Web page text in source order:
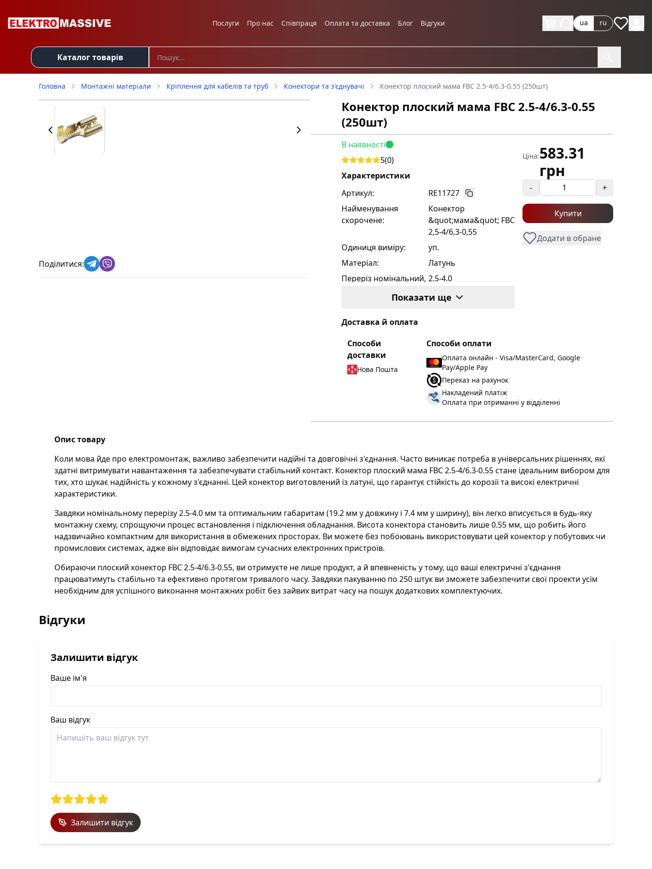
Послуги Про нас Співпраця Оплата та доставка Блог Відгуки ua ru
Каталог товарів
Головна Монтажні матеріали Кріплення для кабелів та труб Конектори та з'єднувачі Конектор плоский мама FBC 2.5-4/6.3-0.55 (250шт)
Конектор плоский мама FBC 2.5-4/6.3-0.55
(250шт)
Поділитися:
В наявності
5(0)
Характеристики
Артикул:
RE11727
Найменування
скорочене:
Конектор
&quot;мама&quot; FBC
2,5-4/6,3-0,55
Одиниця виміру:
уп.
Матеріал:
Латунь
Переріз номінальний, 2.5-4.0
L:
W:
Бренд: Reliance
Показати ще
Ціна:583.31
грн
- +
Купити
Додати в обране
Доставка й оплата
Способи
доставки
Нова Пошта
Способи оплати
Оплата онлайн - Visa/MasterCard, Google
Pay/Apple Pay
Переказ на рахунок
Накладений платіж
Оплата при отриманні у відділенні
Опис товару
Коли мова йде про електромонтаж, важливо забезпечити надійні та довговічні з'єднання. Часто виникає потреба в універсальних рішеннях, які
здатні витримувати навантаження та забезпечувати стабільний контакт. Конектор плоский мама FBC 2.5-4/6.3-0.55 стане ідеальним вибором для
тих, хто шукає надійність у кожному з'єднанні. Цей конектор виготовлений із латуні, що гарантує стійкість до корозії та високі електричні
характеристики.
Завдяки номінальному перерізу 2.5-4.0 мм та оптимальним габаритам (19.2 мм у довжину і 7.4 мм у ширину), він легко вписується в будь-яку
монтажну схему, спрощуючи процес встановлення і підключення обладнання. Висота конектора становить лише 0.55 мм, що робить його
надзвичайно компактним для використання в обмежених просторах. Ви можете без побоювань використовувати цей конектор у побутових чи
промислових системах, адже він відповідає вимогам сучасних електронних пристроїв.
Обираючи плоский конектор FBC 2.5-4/6.3-0.55, ви отримуєте не лише продукт, а й впевненість у тому, що ваші електричні з'єднання
працюватимуть стабільно та ефективно протягом тривалого часу. Завдяки пакуванню по 250 штук ви зможете забезпечити свої проекти усім
необхідним для успішного виконання монтажних робіт без зайвих витрат часу на пошук додаткових комплектуючих.
Відгуки
Залишити відгук
Ваше ім'я
Ваш відгук
Залишити відгук